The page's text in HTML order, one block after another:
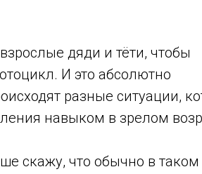
дяди и тёти, чтобы
И это абсолютно
разные ситуации,
навыком в зрелом
скажу, что обычно в таком